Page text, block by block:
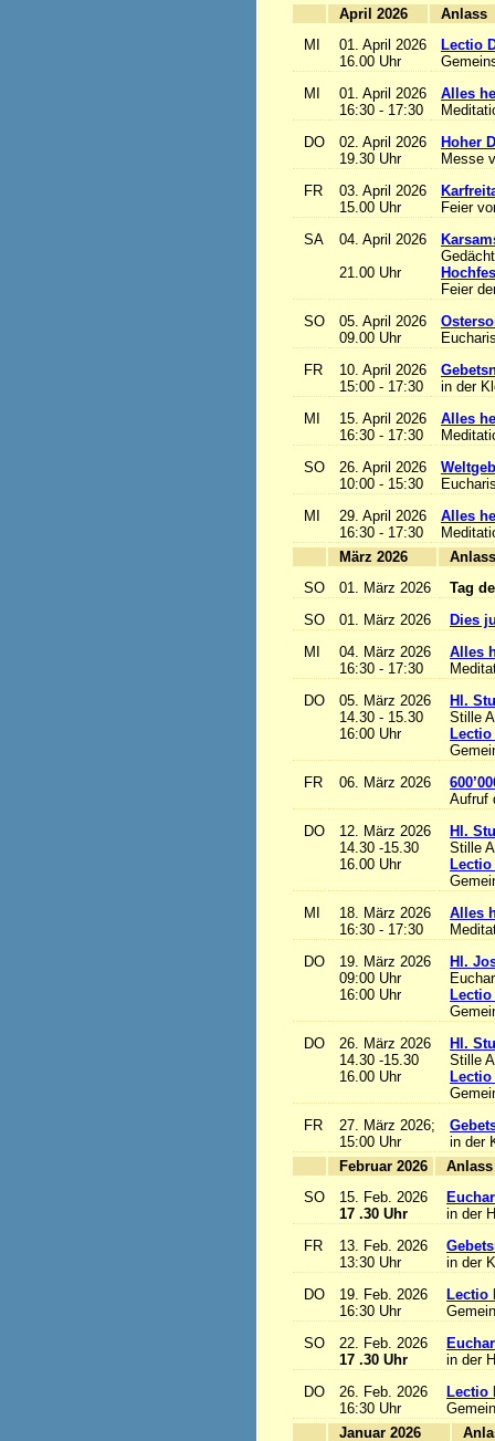
April 2026
MI
01. April 2026
16.00 Uhr
Lectio
MI
01. April 2026
16:30 - 17:30
Alles
DO
02. April 2026
19.30 Uhr
Hoher
Messe
FR
03. April 2026
15.00 Uhr
Feier
SA
04. April 2026
21.00 Uhr
Feier
SO
05. April 2026
09.00 Uhr
FR
10. April 2026
15:00 - 17:30
in der
MI
15. April 2026
16:30 - 17:30
Alles
SO
26. April 2026
10:00 - 15:30
MI
29. April 2026
16:30 - 17:30
Alles
März 2026
SO
01. März 2026
Tag
SO
01. März 2026
Dies
MI
04. März 2026
16:30 - 17:30
Alles
DO
05. März 2026
14.30 - 15.30
16:00 Uhr
Hl.
Stille
FR
06. März 2026
Aufruf
DO
12. März 2026
14.30 -15.30
16.00 Uhr
Hl.
Stille
MI
18. März 2026
16:30 - 17:30
Alles
DO
19. März 2026
09:00 Uhr
16:00 Uhr
Hl.
DO
26. März 2026
14.30 -15.30
16.00 Uhr
Hl.
Stille
FR
27. März 2026;
15:00 Uhr
in der
Februar 2026
SO
15. Feb. 2026
17 .30 Uhr
in der
FR
13. Feb. 2026
13:30 Uhr
in der
DO
19. Feb. 2026
16:30 Uhr
Lectio
SO
22. Feb. 2026
17 .30 Uhr
in der
DO
26. Feb. 2026
16:30 Uhr
Lectio
Januar 2026